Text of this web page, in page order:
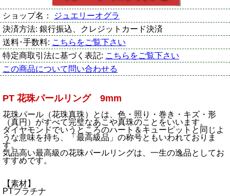
ショップ名：
ジュエリーオグラ
決済方法: 銀行振込、クレジットカード決済
送料･手数料: こちらをご覧下さい
特定商取引法に基づく表記: こちらをご覧下さい
この商品について問い合わせる
PT 花珠パールリング 9mm
花珠パール（花珠真珠）とは、色・照り・巻き・キズ・形
（真円）がすべて完璧なあこや真珠のことをいいます。
ダイヤモンドでいうところのハート＆キューピットと同じよ
うな意味を持ち、「最高級品」の称号ともいわれておりま
す。
気品高い最高級の花珠パールリングは、一生の逸品としてお
すすめです。
【素材】
PTプラチナ